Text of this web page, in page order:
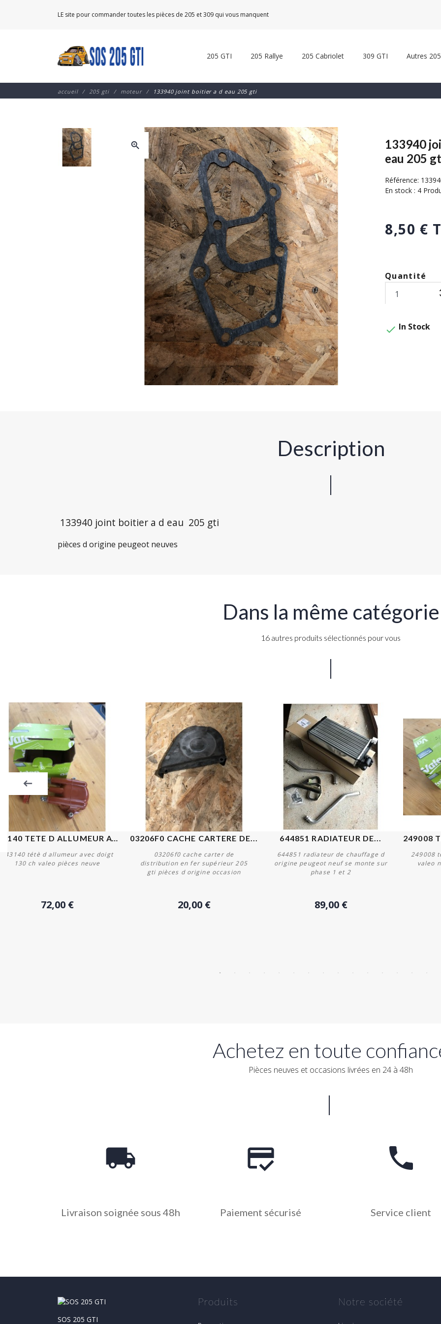
LE site pour commander toutes les pièces de 205 et 309 qui vous manquent
205 GTI 205 Rallye 205 Cabriolet 309 GTI Autres 205
accueil 205 gti moteur 133940 joint boitier a d eau 205 gti
zoom_in
133940
eau 205
Référence:
En stock : 4
8,50 €
Quantité
 In Stock
Description
133940 joint boitier a d eau 205 gti
pièces d origine peugeot neuves
Dans la même catégorie
16 autres produits sélectionnés pour vous
243140 tétè d allumeur avec doigt
130 ch valeo pièces neuve
72,00 €
03206F0 CACHE CARTERE DE...
03206f0 cache carter de
distribution en fer supérieur 205
gti pièces d origine occasion
20,00 €
644851 RADIATEUR DE...
644851 radiateur de chauffage d
origine peugeot neuf se monte sur
phase 1 et 2
89,00 €
249008
valeo
Achetez en toute
Pièces neuves et occasions livrées en 24 à 48h
local_shipping
Livraison soignée sous 48h
credit_score
Paiement sécurisé
phone
Service client
SOS 205 GTI
Produits Notre société